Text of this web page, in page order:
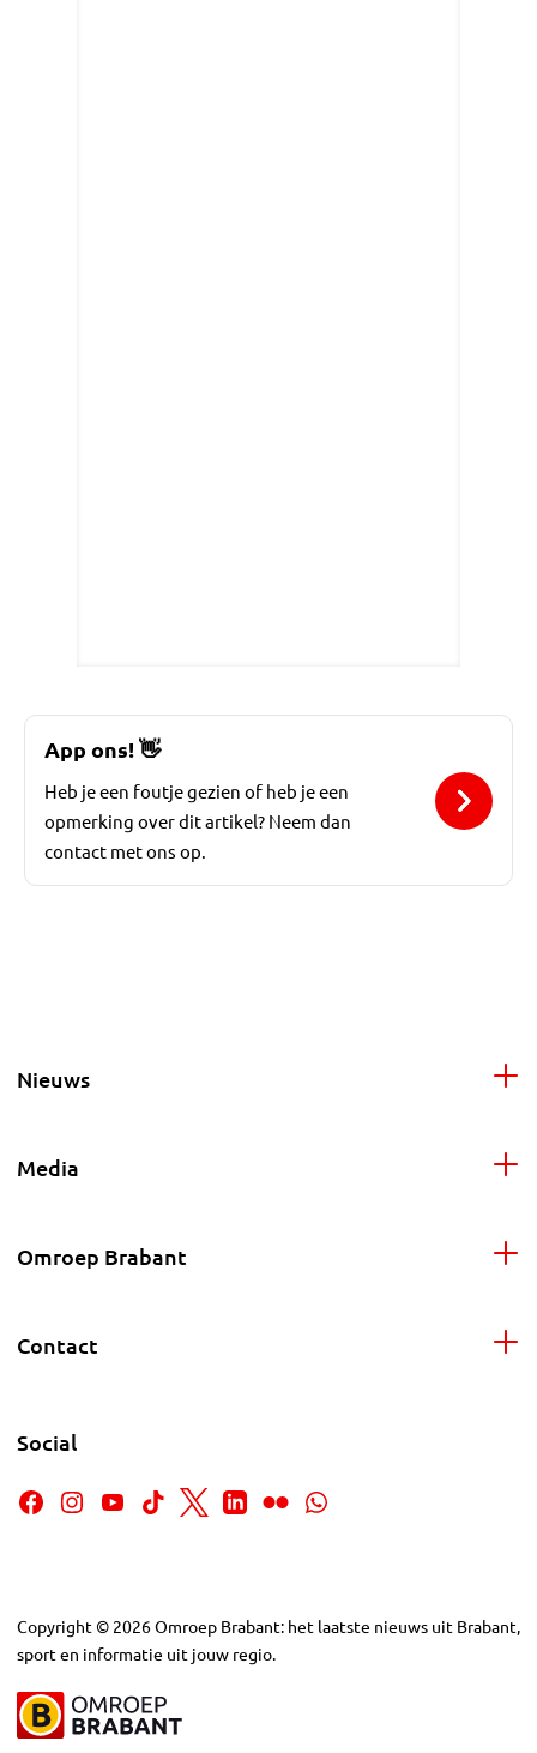
App ons!👋
Heb je een foutje gezien of heb je een
opmerking over dit artikel? Neem dan
contact met ons op.
Nieuws
Media
Omroep Brabant
Contact
Social
Copyright © 2026Omroep Brabant: het laatste nieuws uit Brabant,
sport en informatie uit jouw regio.